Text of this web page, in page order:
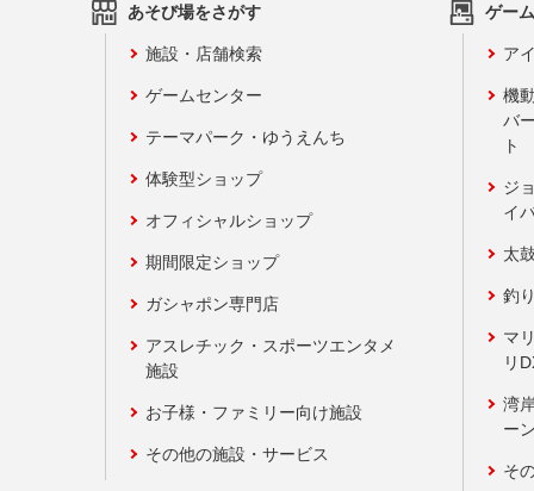
あそび場をさがす
施設・店舗検索
ゲームセンター
テーマパーク・ゆうえんち
体験型ショップ
オフィシャルショップ
期間限定ショップ
ガシャポン専門店
アスレチック・スポーツエンタメ
施設
お子様・ファミリー向け施設
その他の施設・サービス
ゲー
ア
機
バ
ト
ジ
イ
太
釣
マ
リ
湾
ー
そ